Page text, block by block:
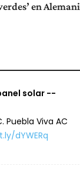
en
solar --
Viva AC
dYWERq